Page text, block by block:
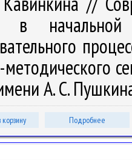
в начальной
А. С.
Подробнее